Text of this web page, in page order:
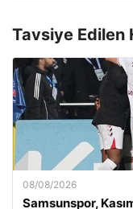
Tavsiye Edilen
08/08/2026
Samsunspor,